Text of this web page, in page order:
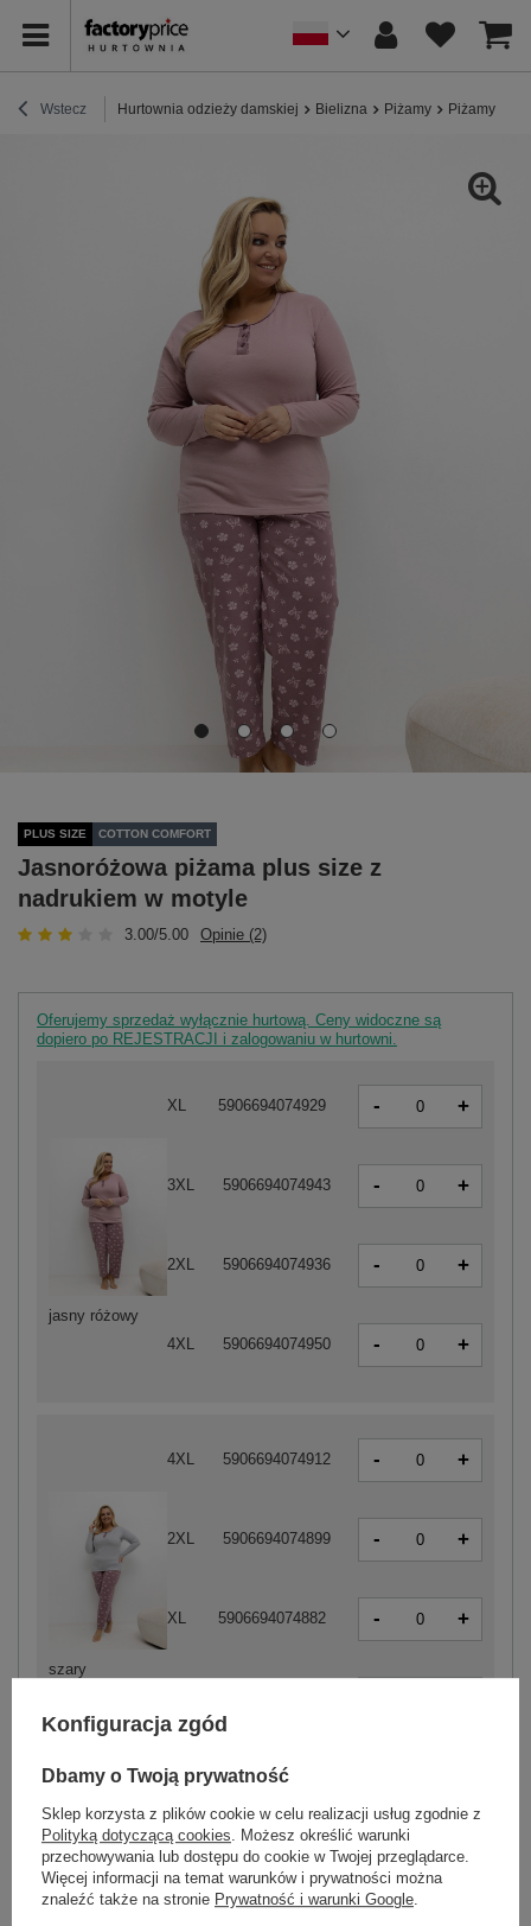
Wstecz Hurtownia odzieży damskiej Bielizna Piżamy Piżamy
PLUS SIZE COTTON COMFORT
Jasnoróżowa piżama plus size z
nadrukiem w motyle
3.00/5.00 Opinie (2)
Oferujemy sprzedaż wyłącznie hurtową. Ceny widoczne są
dopiero po REJESTRACJI i zalogowaniu w hurtowni.
szary
4XL 5906694074912 - +
2XL 5906694074899 - +
XL 5906694074882 - +
jasny różowy
XL 5906694074929 - +
3XL 5906694074943 - +
2XL 5906694074936 - +
4XL 5906694074950 - +
4XL 5906694074998 - +
2XL 5906694074974 -
Konfiguracja zgód
Dbamy o Twoją prywatność
Sklep korzysta z plików cookie w celu realizacji usług zgodnie z
Polityką dotyczącą cookies . Możesz określić warunki
przechowywania lub dostępu do cookie w Twojej przeglądarce.
Więcej informacji na temat warunków i prywatności można
znaleźć także na stronie Prywatność i warunki Google